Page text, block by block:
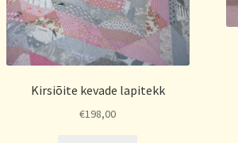
Kirsiõite kevade lapitekk
€198,00